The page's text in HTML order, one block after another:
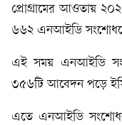
প্রোগ্রামের আওতায়
৬৬২ এনআইডি
এই সময় এনআইডি
৩৫৬টি আবেদন পড়ে
এতে এনআইডি সংশোধন